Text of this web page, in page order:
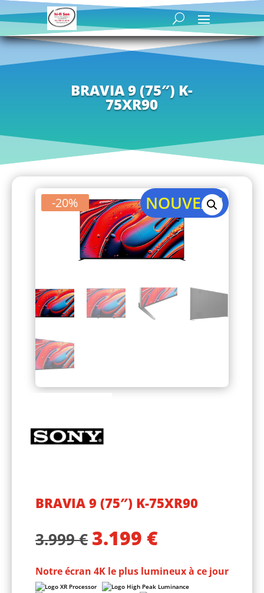
BRAVIA 9 (75″) K-
75XR90
-20% NOUVEAU
BRAVIA 9 (75″) K-75XR90
3.999€ Le
prix
était :
3.999 €.
3.199 €Le
est :
3.199 €.
Notre écran 4K le plus lumineux à ce jour